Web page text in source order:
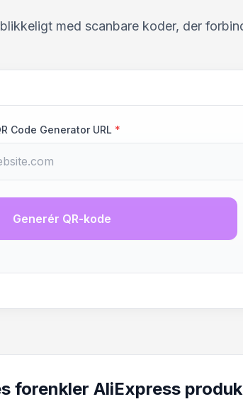
med scanbare koder, der
Code Generator URL *
Generér QR-kode
forenkler AliExpress